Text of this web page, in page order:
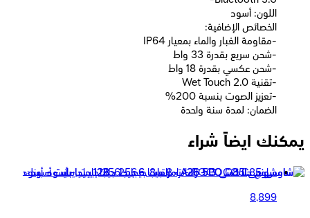
اللون: أسود
الخصائص الإضافية:
-مقاومة الغبار والماء بمعيار IP64
-شحن سريع بقدرة 33 واط
-شحن عكسي بقدرة 18 واط
-تقنية Wet Touch 2.0
-تعزيز الصوت بنسبة 200%
الضمان: لمدة سنة واحدة
يمكنك ايضاً شراء
شاومى POCO C85 - رامات 8 جيجا - 256 جيجا بايت - أسود
8,899